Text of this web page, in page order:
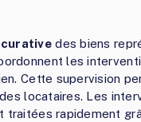
des biens
les
Cette supervision
locataires. Les
rapidement